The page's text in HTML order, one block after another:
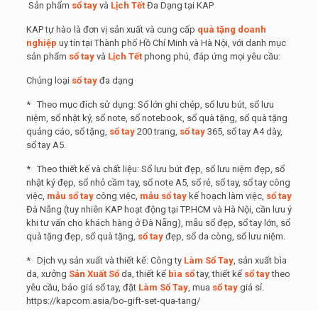
Sản phẩm sổ tayvà Lịch TếtĐa Dạng tại KAP
KAP tự hào là đơn vị sản xuất và cung cấp quà tặng doanh
nghiệp uy tín tại Thành phố Hồ Chí Minh và Hà Nội, với danh mục
sản phẩm sổ tayvà Lịch Tếtphong phú, đáp ứng mọi yêu cầu:
Chủng loại sổ tayđa dạng
* Theo mục đích sử dụng: Sổ lớn ghi chép, sổ lưu bút, sổ lưu
niệm, sổ nhật ký, sổ note, sổ notebook, sổ quà tặng, sổ quà tặng
quảng cáo, sổ tặng, sổ tay200 trang, sổ tay365, sổ tay A4 dày,
sổ tay A5.
* Theo thiết kế và chất liệu: Sổ lưu bút đẹp, sổ lưu niệm đẹp, sổ
nhật ký đẹp, sổ nhỏ cầm tay, sổ note A5, sổ rẻ, sổ tay, sổ tay công
việc, mẫu sổ taycông việc, mẫu sổ taykế hoạch làm việc, sổ tay
Đà Nẵng (tuy nhiên KAP hoạt động tại TP.HCM và Hà Nội, cần lưu ý
khi tư vấn cho khách hàng ở Đà Nẵng), mẫu sổ đẹp, sổ tay lớn, sổ
quà tặng đẹp, sổ quà tặng, sổ tayđẹp, sổ da còng, sổ lưu niệm.
* Dịch vụ sản xuất và thiết kế: Công ty Làm Sổ Tay, sản xuất bìa
da, xưởng Sản Xuất Sổda, thiết kế bìa sổtay, thiết kế sổ taytheo
yêu cầu, báo giá sổ tay, đặt Làm Sổ Tay, mua sổ taygiá sỉ.
https://kapcom.asia/bo-gift-set-qua-tang/